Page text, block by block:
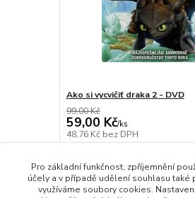
Ako si vycvičiť draka 2 - DVD
99,00 Kč
59,00 Kč/ks
48,76 Kč bez DPH
Pro základní funkčnost, zpříjemnění
účely a v případě udělení souhlasu také
využíváme soubory cookies.